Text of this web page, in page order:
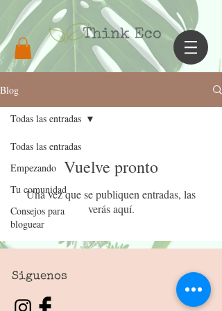
Blog
Todas las entradas
Empezando
Tu comunidad
Consejos para
bloguear
Todas las entradas
Vuelve pronto
Una vez que se publiquen entradas, las
verás aquí.
Siguenos